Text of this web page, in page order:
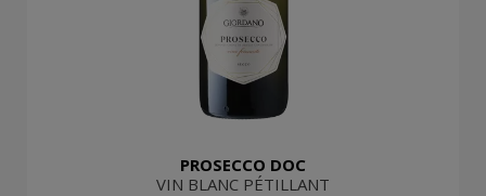
PROSECCO DOC
VIN BLANC PÉTILLANT